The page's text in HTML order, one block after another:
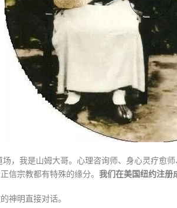
，我是山姆大哥。心理咨询师、身心灵疗愈
信宗教都有特殊的缘分。 我们在美国纽约注
神明直接对话。